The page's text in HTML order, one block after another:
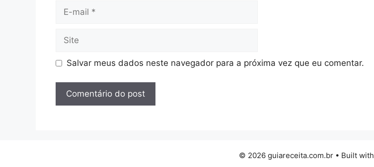
Site
Salvar meus dados neste navegador para a próxima vez que eu comentar.
© 2026 guiareceita.com.br• Built with